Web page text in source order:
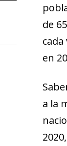
de
en
a la